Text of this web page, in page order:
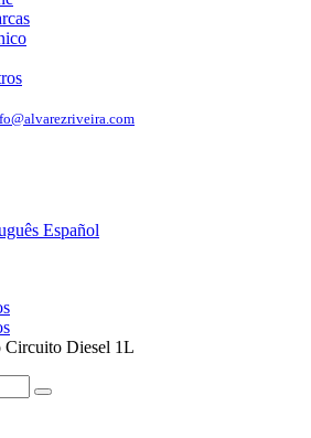
Español
Circuito Diesel 1L